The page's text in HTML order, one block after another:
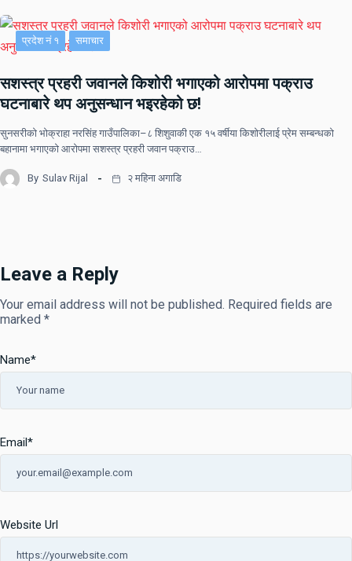
प्रदेश नं १ समाचार
सशस्त्र प्रहरी जवानले किशोरी भगाएको आरोपमा पक्राउ
घटनाबारे थप अनुसन्धान भइरहेको छ!
सुनसरीको भोक्राहा नरसिंह गाउँपालिका–८ शिशुवाकी एक १५ वर्षीया किशोरीलाई प्रेम सम्बन्धको
बहानामा भगाएको आरोपमा सशस्त्र प्रहरी जवान पक्राउ…
By Sulav Rijal २ महिना अगाडि
Leave a Reply
Your email address will not be published. Required fields are
marked *
Name*
Email*
Website Url